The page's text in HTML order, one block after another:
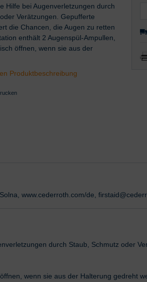
Hilfe bei Augenverletzungen durch
Verätzungen. Gepufferte
die Chancen, die Augen zu retten
enthält 2 Augenspül-Ampullen,
öffnen, wenn sie aus der
Produktbeschreibung
www.cederroth.com/de,
durch Staub, Schmutz oder
wenn sie aus der Halterung gedreht